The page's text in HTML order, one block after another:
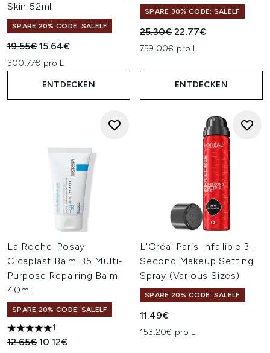
Skin 52ml
SPARE 20% CODE: SALELF
Unverbindliche Preisempfehlung:
19.55€Aktueller Preis:
15.64€
300.77€ pro L
ENTDECKEN
SPARE 30% CODE: SALELF
Unverbindliche
25.30€Aktueller Preis:
22.77€
759.00€ pro L
ENTDECKEN
La Roche-Posay
Cicaplast Balm B5 Multi-
Purpose Repairing Balm
40ml
SPARE 20% CODE: SALELF
5 stars out of a maximum of 5
1
Unverbindliche Preisempfehlung:
12.65€Aktueller Preis:
10.12€
L'Oréal Paris Infallible 3-
Second Makeup Setting
Spray (Various Sizes)
SPARE 20% CODE: SALELF
11.49€
153.20€ pro L